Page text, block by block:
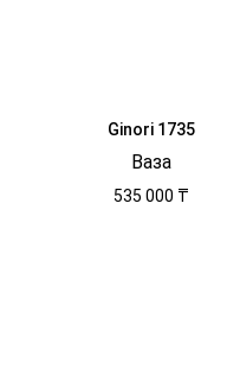
Ginori 1735
Ваза
535 000 ₸